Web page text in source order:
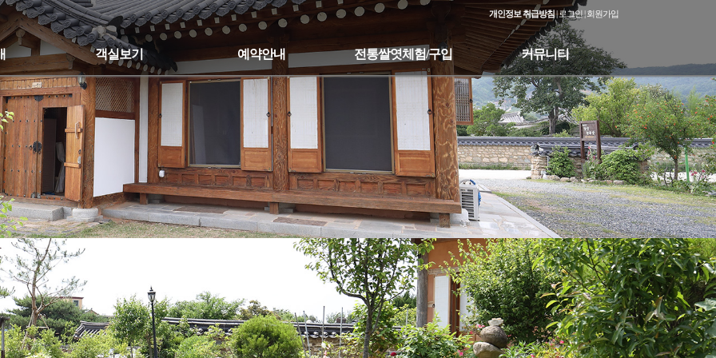
개인정보 취급방침|로그인|회원가입
객실보기 예약안내 전통쌀엿체험/구입 커뮤니티